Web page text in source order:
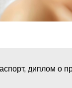
диплом о